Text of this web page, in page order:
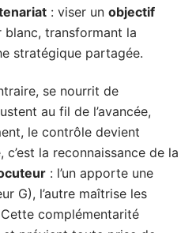
: viser un objectif
blanc, transformant la
stratégique partagée.
se nourrit de
au fil de l’avancée,
le contrôle devient
la reconnaissance de la
: l’un apporte une
G), l’autre maîtrise les
complémentarité